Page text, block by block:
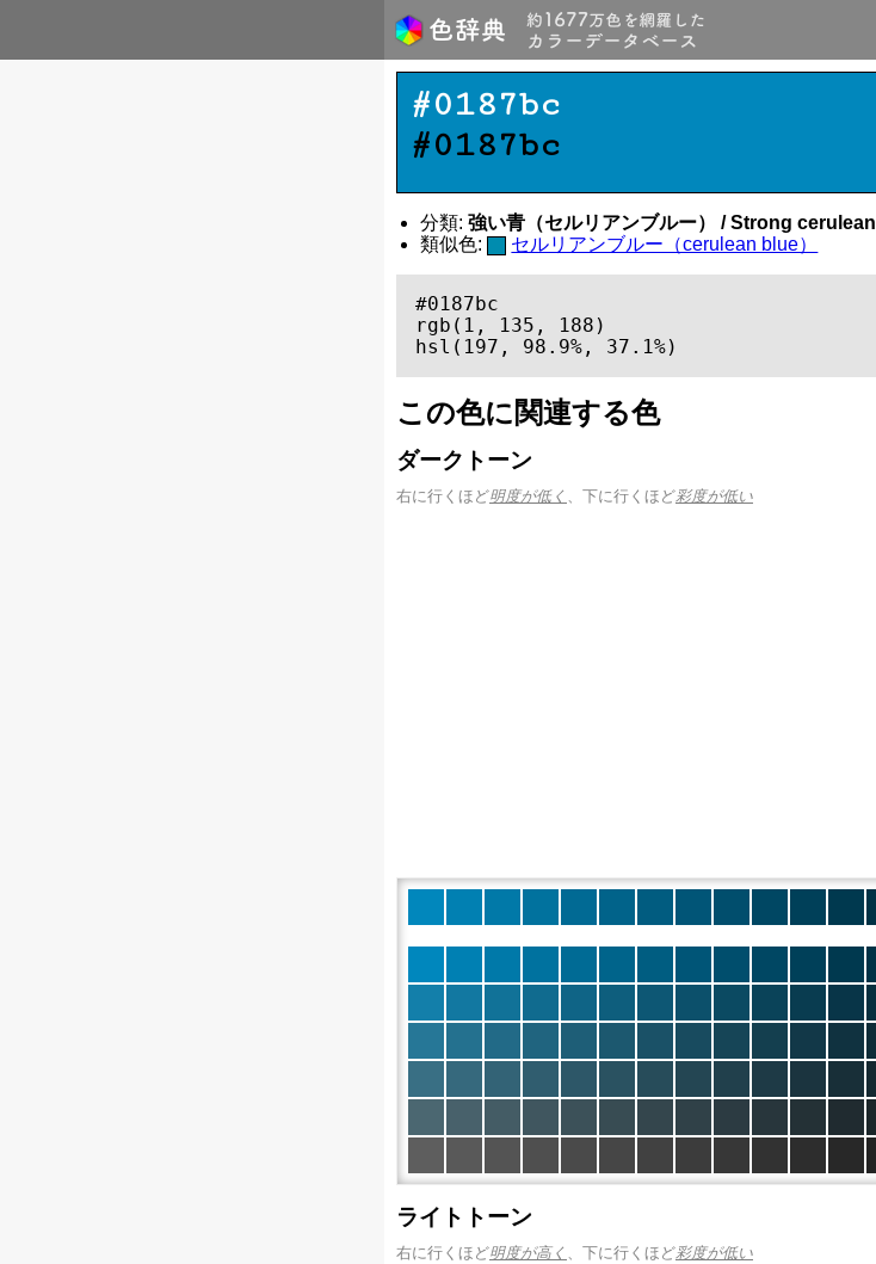
#0187bc
#0187bc
分類: 強い青（セルリアンブルー） / Strong cerulean
類似色:
セルリアンブルー（cerulean blue）
#0187bc
rgb(1, 135, 188)
hsl(197, 98.9%, 37.1%)
この色に関連する色
ダークトーン
右に行くほど明度が低く 、下に行くほど彩度が低い
ライトトーン
右に行くほど明度が高く 、下に行くほど彩度が低い